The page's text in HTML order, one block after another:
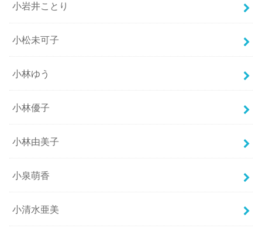
小岩井ことり
小松未可子
小林ゆう
小林優子
小林由美子
小泉萌香
小清水亜美